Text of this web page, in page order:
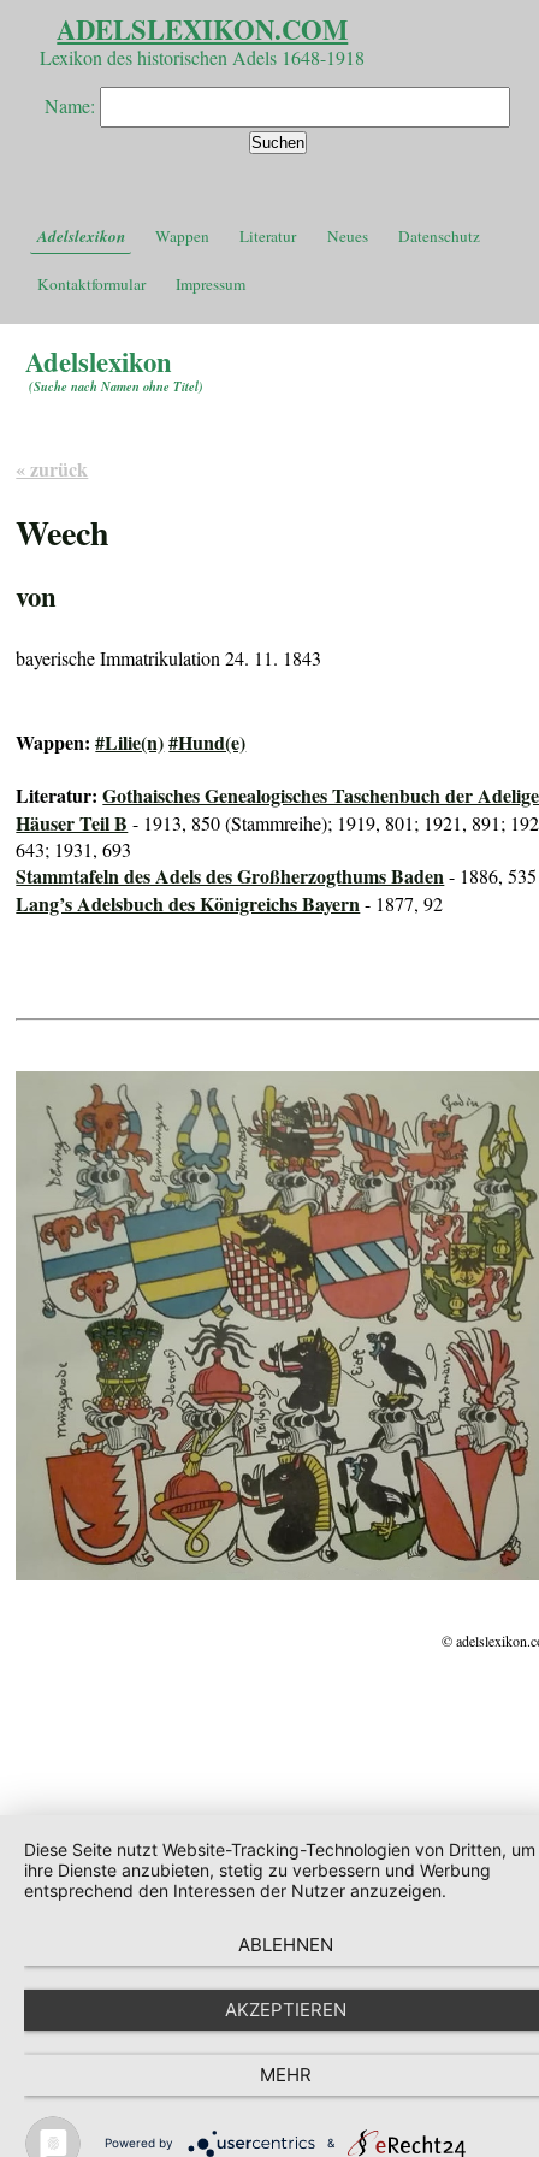
ADELSLEXIKON.COM
Lexikon des historischen Adels 1648-1918
Name:
Adelslexikon Wappen Literatur Neues Datenschutz
Kontaktformular Impressum
Adelslexikon
(Suche nach Namen ohne Titel)
« zurück
Weech
von
bayerische Immatrikulation 24. 11. 1843
Wappen:#Lilie(n)#Hund(e)
Literatur:Gothaisches Genealogisches Taschenbuch der
Häuser Teil B - 1913, 850 (Stammreihe); 1919, 801; 1921, 891;
643; 1931, 693
Stammtafeln des Adels des Großherzogthums Baden- 1886, 535
Lang’s Adelsbuch des Königreichs Bayern- 1877, 92
©
Diese Seite nutzt Website-Tracking-Technologien von Dritten, um
ihre Dienste anzubieten, stetig zu verbessern und Werbung
entsprechend den Interessen der Nutzer anzuzeigen.
ABLEHNEN
AKZEPTIEREN
MEHR
Powered by &